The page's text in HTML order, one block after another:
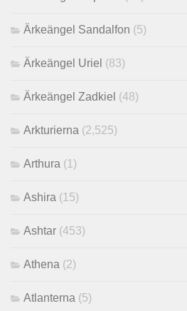
Ärkeängel Sandalfon (5)
Ärkeängel Uriel (83)
Ärkeängel Zadkiel (48)
Arkturierna (2,525)
Arthura (1)
Ashira (15)
Ashtar (453)
Athena (2)
Atlanterna (5)